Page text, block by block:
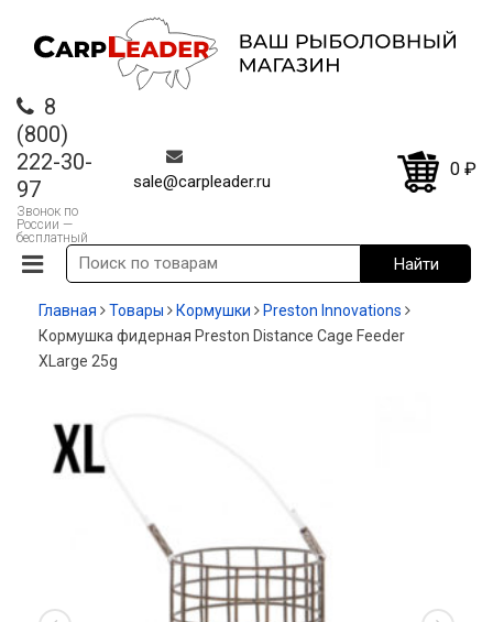
8
(800)
222-30-
97
Звонок по
России —
бесплатный
sale@carpleader.ru
0 ₽
Главная Товары Кормушки
Preston Innovations
Кормушка фидерная Preston Distance Cage Feeder
XLarge 25g
-20%